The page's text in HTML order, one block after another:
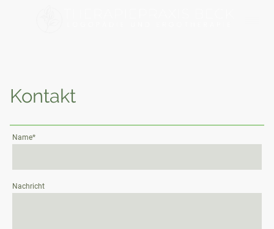
Kontakt
Name*
Nachricht